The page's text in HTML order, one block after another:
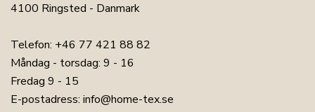
4100 Ringsted - Danmark
Telefon: +46 77 421 88 82
Måndag - torsdag: 9 - 16
Fredag 9 - 15
E-postadress: info@home-tex.se